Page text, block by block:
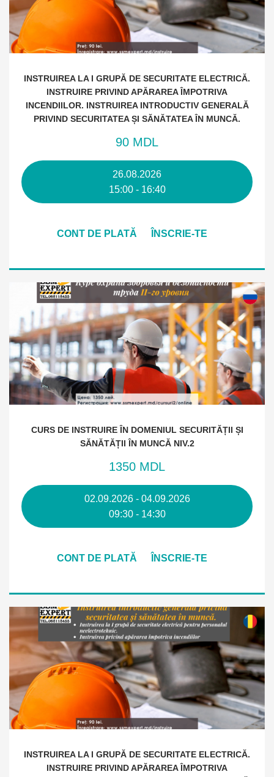
INSTRUIREA LA I GRUPĂ DE SECURITATE ELECTRICĂ.
INSTRUIRE PRIVIND APĂRAREA ÎMPOTRIVA
INCENDIILOR. INSTRUIREA INTRODUCTIV GENERALĂ
PRIVIND SECURITATEA ȘI SĂNĂTATEA ÎN MUNCĂ.
90 MDL
26.08.2026
15:00 - 16:40
CONT DE PLATĂ ÎNSCRIE-TE
CURS DE INSTRUIRE ÎN DOMENIUL SECURITĂȚII ȘI
SĂNĂTĂȚII ÎN MUNCĂ NIV.2
1350 MDL
02.09.2026 - 04.09.2026
09:30 - 14:30
CONT DE PLATĂ ÎNSCRIE-TE
INSTRUIREA LA I GRUPĂ DE SECURITATE ELECTRICĂ.
INSTRUIRE PRIVIND APĂRAREA ÎMPOTRIVA